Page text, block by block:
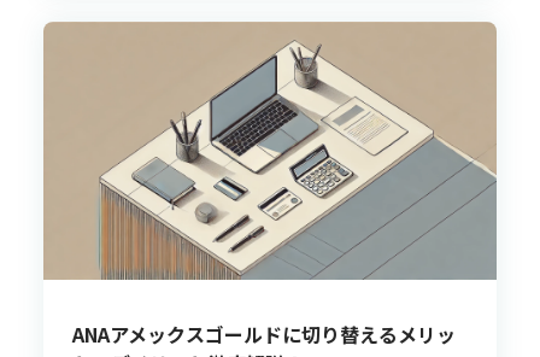
ANAアメックスゴールドに切り替えるメリッ